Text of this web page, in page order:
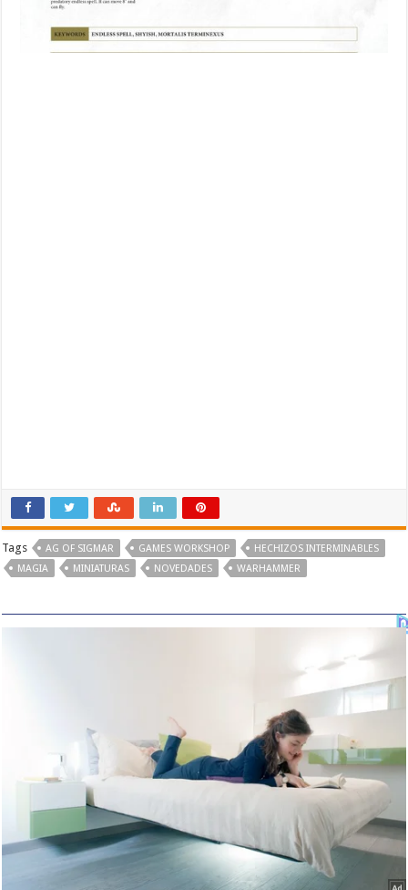
Tags AG OF SIGMAR GAMES WORKSHOP
HECHIZOS INTERMINABLES
MAGIA
MINIATURAS NOVEDADES WARHAMMER